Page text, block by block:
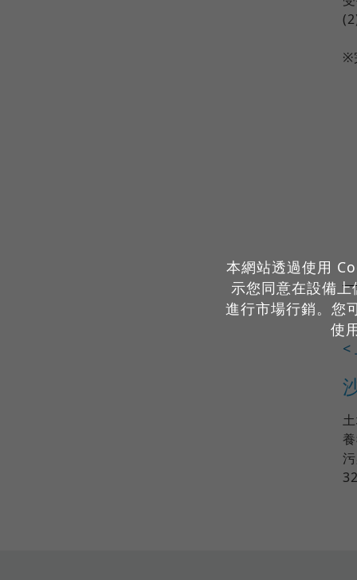
※
<
本網站透過使用
示您同意在設備
進行市場行銷。您
使